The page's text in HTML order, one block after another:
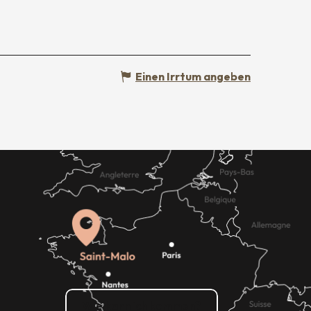
Einen Irrtum angeben
Wie kann ich kommen?